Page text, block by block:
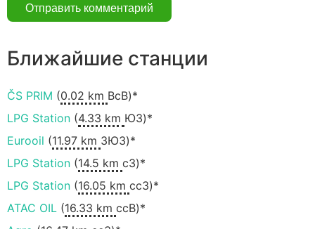
Ближайшие станции
ČS PRIM (0.02 km ВсВ)*
LPG Station (4.33 km ЮЗ)*
Eurooil (11.97 km ЗЮЗ)*
LPG Station (14.5 km сЗ)*
LPG Station (16.05 km ccЗ)*
ATAC OIL (16.33 km ссВ)*